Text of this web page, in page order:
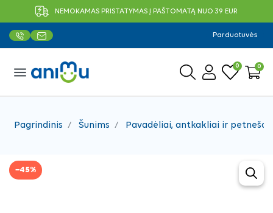
NEMOKAMAS PRISTATYMAS Į PAŠTOMATĄ NUO 39 EUR
Parduotuvės
menu 0 0
Pagrindinis Šunims Pavadėliai, antkakliai ir petnešos
−45%